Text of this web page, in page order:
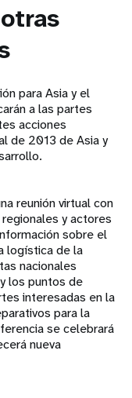
para Asia y el
a las partes
acciones
de 2013 de Asia y
reunión virtual con
y actores
sobre el
logística de la
nacionales
los puntos de
interesadas en la
para la
se celebrará
nueva